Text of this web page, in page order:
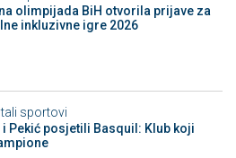
olimpijada BiH otvorila prijave za
inkluzivne igre 2026
sportovi
i Pekić posjetili Basquil: Klub koji